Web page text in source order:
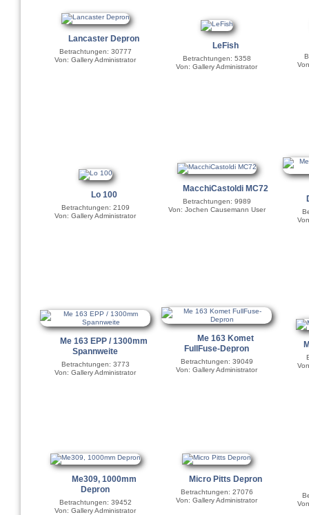
Lancaster Depron
Betrachtungen: 30777
Von: Gallery Administrator
LeFish
Betrachtungen: 5358
Von: Gallery Administrator
Lo 100
Betrachtungen: 2109
Von: Gallery Administrator
MacchiCastoldi MC72
Betrachtungen: 9989
Von: Jochen Causemann User
Me 163 EPP / 1300mm
Spannweite
Betrachtungen: 3773
Von: Gallery Administrator
Me 163 Komet
FullFuse-Depron
Betrachtungen: 39049
Von: Gallery Administrator
Me309, 1000mm
Depron
Betrachtungen: 39452
Von: Gallery Administrator
Micro Pitts Depron
Betrachtungen: 27076
Von: Gallery Administrator